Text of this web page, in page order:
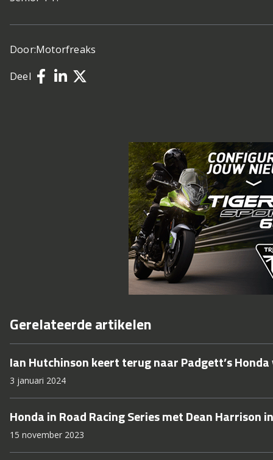
Door:Motorfreaks
Deel
Gerelateerde artikelen
Ian Hutchinson keert terug naar Padgett’s
3 januari 2024
Honda in Road Racing Series met Dean Harrison
15 november 2023